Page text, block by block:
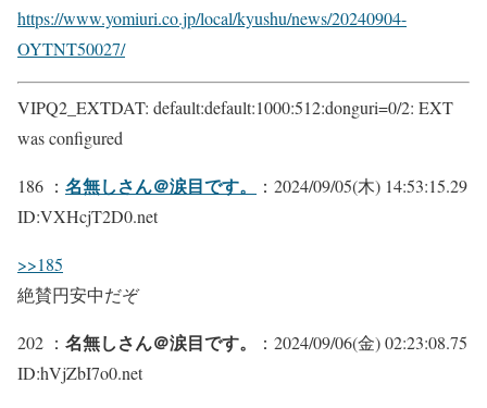
https://www.yomiuri.co.jp/local/kyushu/news/20240904-
OYTNT50027/
VIPQ2_EXTDAT: default:default:1000:512:donguri=0/2: EXT
was configured
186 ： 名無しさん＠涙目です。
：2024/09/05(木) 14:53:15.29
ID:VXHcjT2D0.net
>>185
絶賛円安中だぞ
202 ： 名無しさん＠涙目です。
：2024/09/06(金) 02:23:08.75
ID:hVjZbI7o0.net